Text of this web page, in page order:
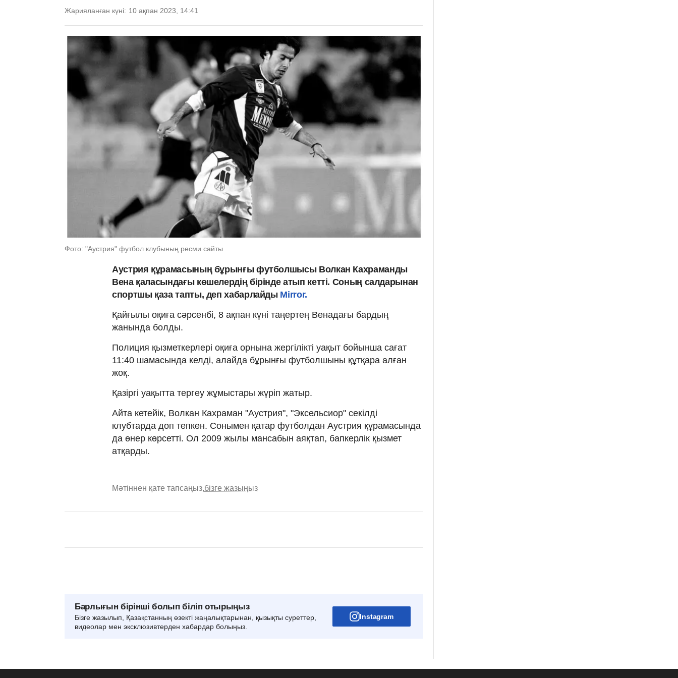
Жарияланған күні: 10 ақпан 2023, 14:41
Фото: "Аустрия" футбол клубының ресми сайты
Аустрия құрамасының бұрынғы футболшысы Волкан Кахраманды
Вена қаласындағы көшелердің бірінде атып кетті. Соның салдарынан
спортшы қаза тапты, деп хабарлайды Mirror.
Қайғылы оқиға сәрсенбі, 8 ақпан күні таңертең Венадағы бардың
жанында болды.
Полиция қызметкерлері оқиға орнына жергілікті уақыт бойынша сағат
11:40 шамасында келді, алайда бұрынғы футболшыны құтқара алған
жоқ.
Қазіргі уақытта тергеу жұмыстары жүріп жатыр.
Айта кетейік, Волкан Кахраман "Аустрия", "Эксельсиор" секілді
клубтарда доп тепкен. Сонымен қатар футболдан Аустрия құрамасында
да өнер көрсетті. Ол 2009 жылы мансабын аяқтап, бапкерлік қызмет
атқарды.
Мәтіннен қате тапсаңыз,бізге жазыңыз
Барлығын бірінші болып біліп отырыңыз
Бізге жазылып, Қазақстанның өзекті жаңалықтарынан, қызықты суреттер,
видеолар мен эксклюзивтерден хабардар болыңыз.
Instagram